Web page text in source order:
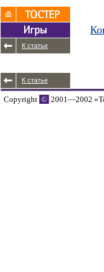
К статье
К статье
Copyright © 2001—2002